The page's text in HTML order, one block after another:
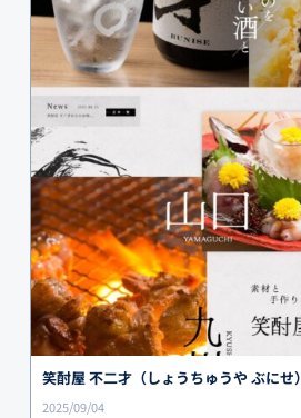
笑酎屋 不二才（しょうちゅうや ぶにせ）
2025/09/04